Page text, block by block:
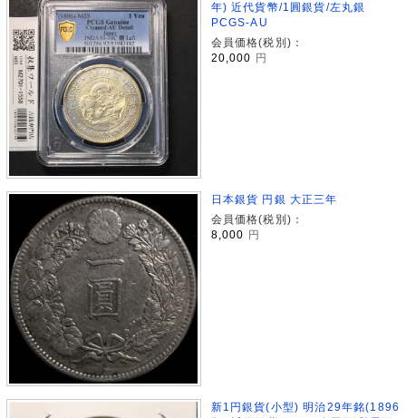
年) 近代貨幣/1圓銀貨/左丸銀
PCGS-AU
会員価格(税別)：
20,000
円
日本銀貨 円銀 大正三年
会員価格(税別)：
8,000
円
新1円銀貨(小型) 明治29年銘(1896